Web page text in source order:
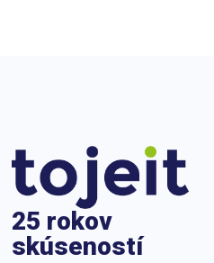
25 rokov
skúseností